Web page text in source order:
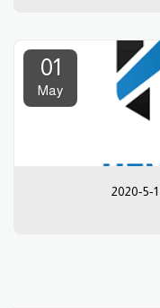
01
May